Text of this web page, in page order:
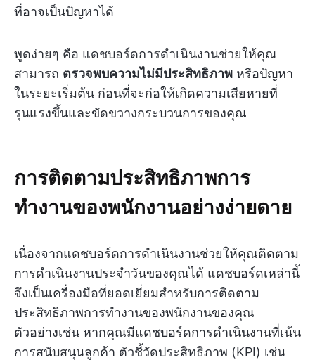
ที่อาจเป็นปัญหาได้
พูดง่ายๆ คือ แดชบอร์ดการดำเนินงานช่วยให้คุณ
สามารถ ตรวจพบความไม่มีประสิทธิภาพ หรือปัญหา
ในระยะเริ่มต้น ก่อนที่จะก่อให้เกิดความเสียหายที่
รุนแรงขึ้นและขัดขวางกระบวนการของคุณ
การติดตามประสิทธิภาพการ
ทำงานของพนักงานอย่างง่ายดาย
เนื่องจากแดชบอร์ดการดำเนินงานช่วยให้คุณติดตาม
การดำเนินงานประจำวันของคุณได้ แดชบอร์ดเหล่านี้
จึงเป็นเครื่องมือที่ยอดเยี่ยมสำหรับการติดตาม
ประสิทธิภาพการทำงานของพนักงานของคุณ
ตัวอย่างเช่น หากคุณมีแดชบอร์ดการดำเนินงานที่เน้น
การสนับสนุนลูกค้า ตัวชี้วัดประสิทธิภาพ (KPI) เช่น